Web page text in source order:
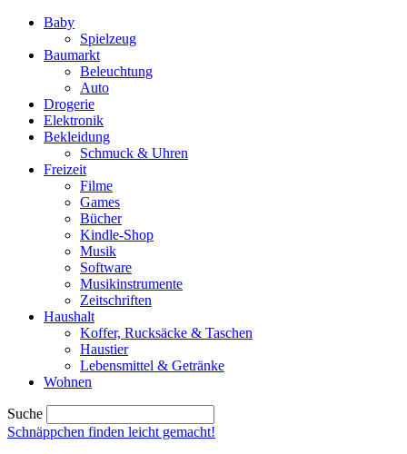
Baby
Spielzeug
Baumarkt
Beleuchtung
Auto
Drogerie
Elektronik
Bekleidung
Schmuck & Uhren
Freizeit
Filme
Games
Bücher
Kindle-Shop
Musik
Software
Musikinstrumente
Zeitschriften
Haushalt
Koffer, Rucksäcke & Taschen
Haustier
Lebensmittel & Getränke
Wohnen
Suche
Schnäppchen finden leicht gemacht!